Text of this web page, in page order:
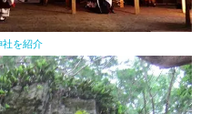
社を紹介